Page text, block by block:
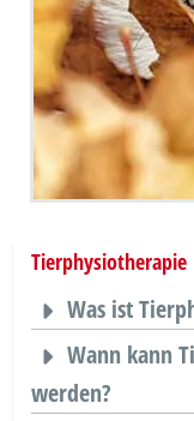
Tierphysiotherapie
Was ist
Wann kann
werden?